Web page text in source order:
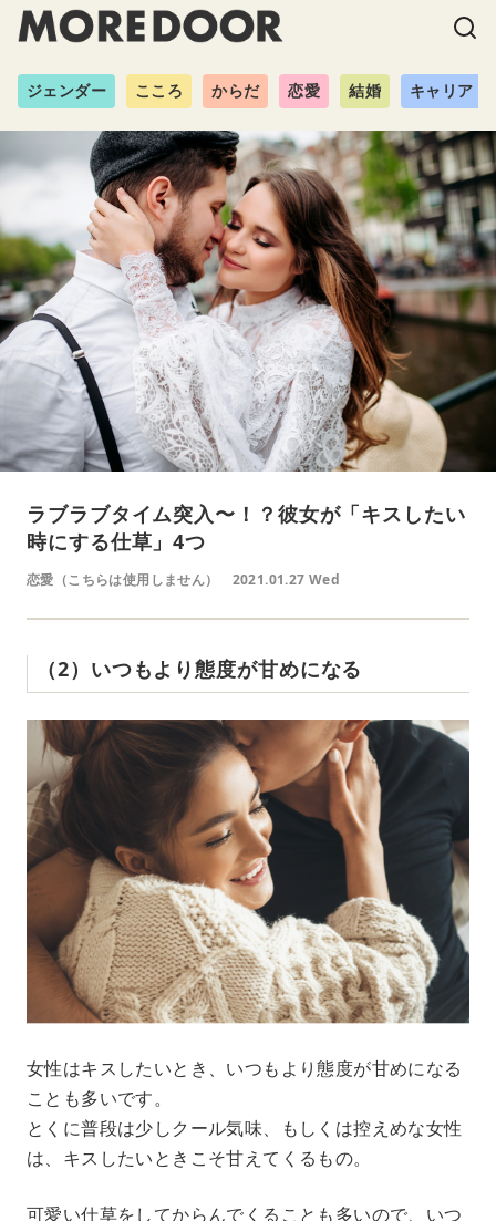
ジェンダー こころ からだ 恋愛 結婚 キャリア
ラブラブタイム突入〜！？彼女が「キスしたい
時にする仕草」4つ
恋愛（こちらは使用しません） 2021.01.27 Wed
（2）いつもより態度が甘めになる
女性はキスしたいとき、いつもより態度が甘めになる
ことも多いです。
とくに普段は少しクール気味、もしくは控えめな女性
は、キスしたいときこそ甘えてくるもの。
可愛い仕草をしてからんでくることも多いので、いつ